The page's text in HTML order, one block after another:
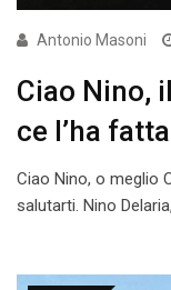
Antonio Masoni
Ciao Nino,
ce l’ha
Ciao Nino, o meglio
salutarti. Nino